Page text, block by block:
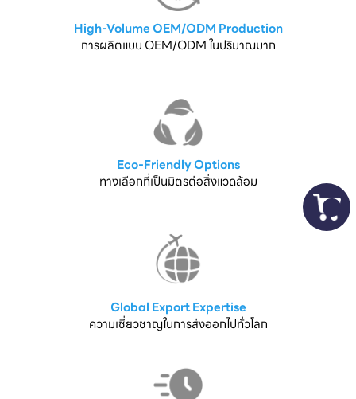
High-Volume OEM/ODM Production
การผลิตแบบ OEM/ODM ในปริมาณมาก
Eco-Friendly Options
ทางเลือกที่เป็นมิตรต่อสิ่งแวดล้อม
Global Export Expertise
ความเชี่ยวชาญในการส่งออกไปทั่วโลก